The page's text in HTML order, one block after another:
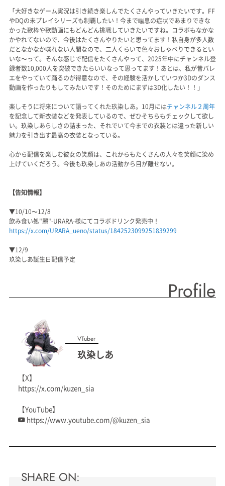
「大好きなゲーム実況は引き続き楽しんでたくさんやっていきたいです。FF
やDQの未プレイシリーズも制覇したい！今まで喘息の症状であまりできな
かった歌枠や歌動画にもどんどん挑戦していきたいですね。コラボもなかな
かやれてないので、今後はたくさんやりたいと思ってます！私自身が多人数
だとなかなか喋れない人間なので、二人くらいで色々おしゃべりできるとい
いな〜って。そんな感じで配信をたくさんやって、2025年中にチャンネル登
録者数10,000人を突破できたらいいなって思ってます！あとは、私が昔バレ
エをやっていて踊るのが得意なので、その経験を活かしていつか3Dのダンス
動画を作ったりもしてみたいです！そのためにまずは3D化したい！！」
楽しそうに将来について語ってくれた玖染しあ。10月にはチャンネル２周年
を記念して新衣装などを発表しているので、ぜひそちらもチェックして欲し
い。玖染しあらしさの詰まった、それでいて今までの衣装とは違った新しい
魅力を引き出す最高の衣装となっている。
心から配信を楽しむ彼女の笑顔は、これからもたくさんの人々を笑顔に染め
上げていくだろう。今後も玖染しあの活動から目が離せない。
【告知情報】
▼10/10〜12/8
飲み食い処"麗"-URARA-様にてコラボドリンク発売中！
https://x.com/URARA_ueno/status/1842523099251839299
▼12/9
玖染しあ誕生日配信予定
Profile
VTuber
玖染しあ
【X】
https://x.com/kuzen_sia
【YouTube】
https://www.youtube.com/@kuzen_sia
SHARE ON: